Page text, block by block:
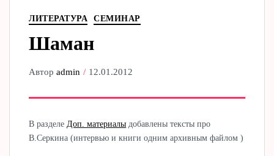
ЛИТЕРАТУРА СЕМИНАР
Шаман
Авторadmin 12.01.2012
В разделе Доп. материалы добавлены тексты про
В.Серкина (интервью и книги одним архивным файлом )